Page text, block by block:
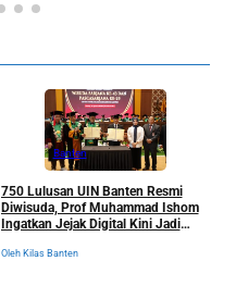
Banten
750 Lulusan UIN Banten Resmi
Diwisuda, Prof Muhammad Ishom
Ingatkan Jejak Digital Kini Jadi
Oleh Kilas Banten